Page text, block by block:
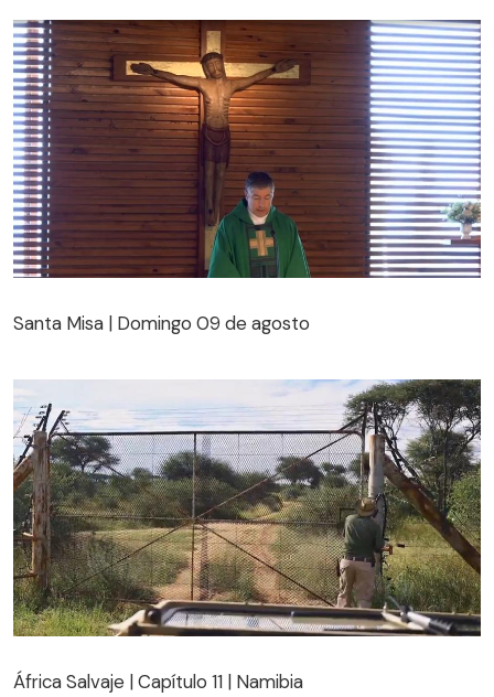
Santa Misa | Domingo 09 de agosto
África Salvaje | Capítulo 11 | Namibia